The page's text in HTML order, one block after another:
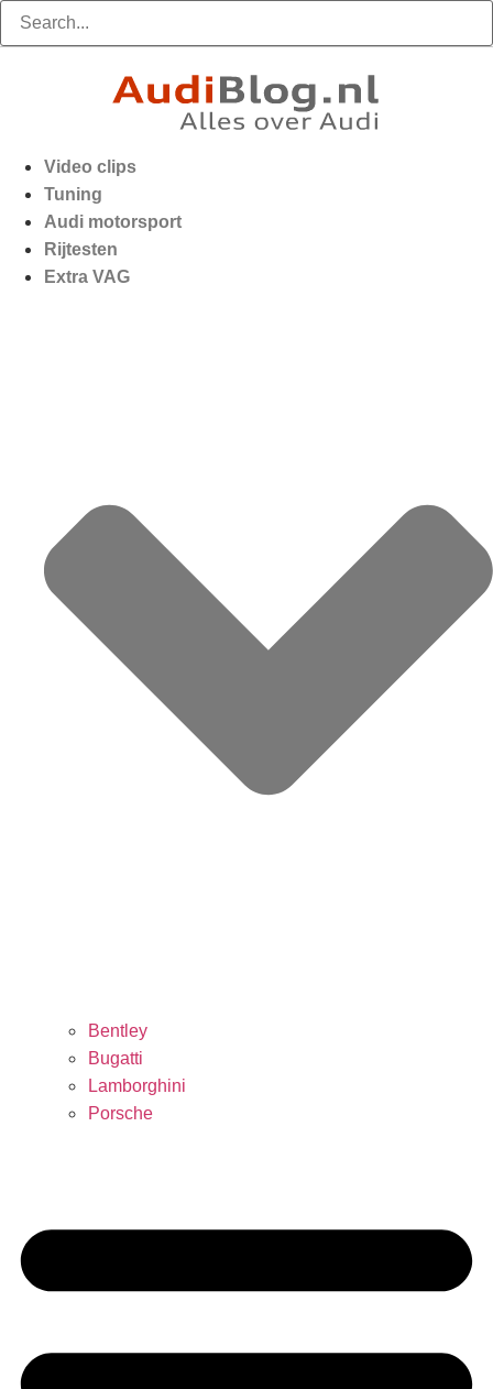
Video clips
Tuning
Audi motorsport
Rijtesten
Extra VAG
Bentley
Bugatti
Lamborghini
Porsche